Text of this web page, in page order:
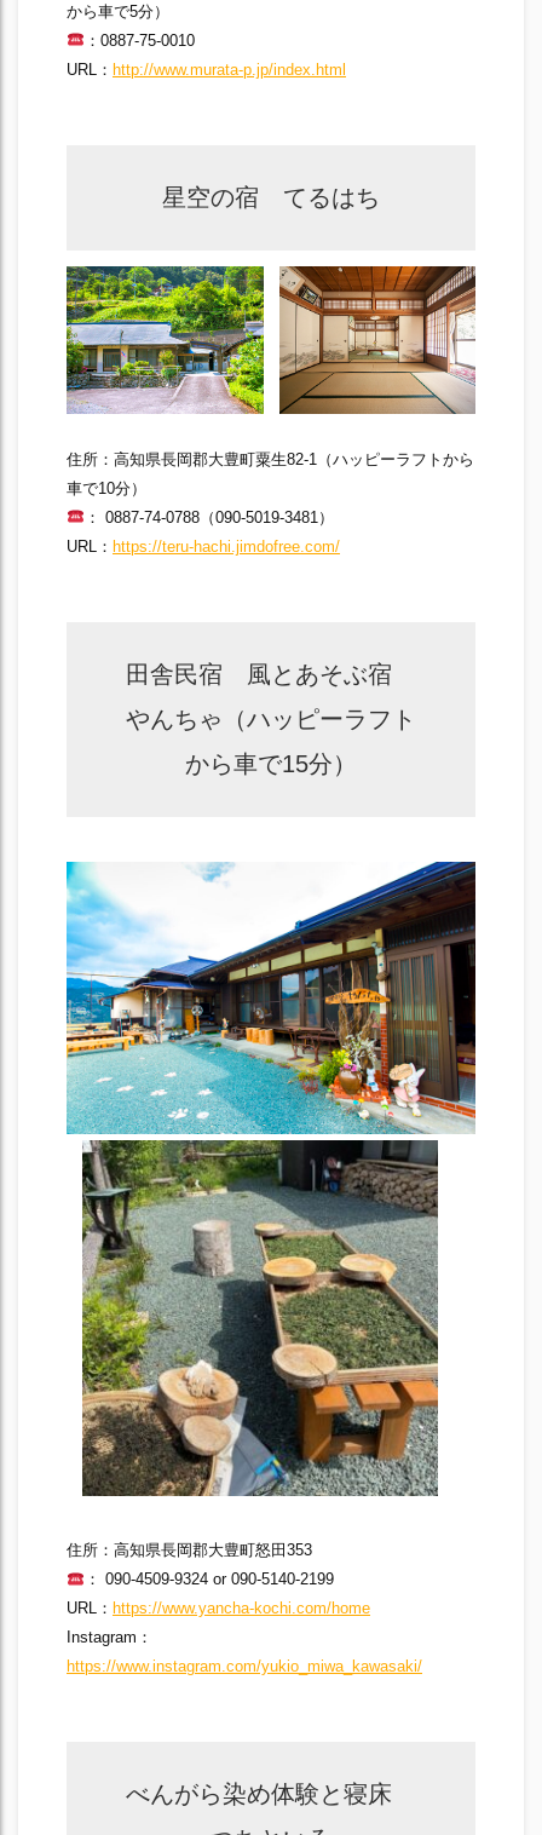
から車で5分）
：0887-75-0010
URL： http://www.murata-p.jp/index.html
星空の宿 てるはち
住所：高知県長岡郡大豊町粟生82-1（ハッピーラフトから
車で10分）
： 0887-74-0788（090-5019-3481）
URL： https://teru-hachi.jimdofree.com/
田舎民宿 風とあそぶ宿
やんちゃ（ハッピーラフト
から車で15分）
住所：高知県長岡郡大豊町怒田353
： 090-4509-9324 or 090-5140-2199
URL： https://www.yancha-kochi.com/home
Instagram：
https://www.instagram.com/yukio_miwa_kawasaki/
べんがら染め体験と寝床